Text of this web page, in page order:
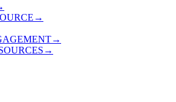
→
→
→